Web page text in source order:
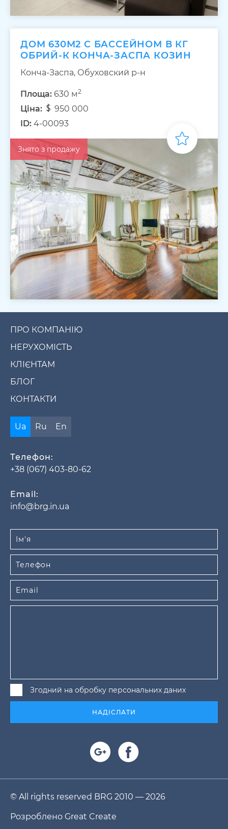
ДОМ 630М2 С БАССЕЙНОМ В КГ
ОБРИЙ-К КОНЧА-ЗАСПА КОЗИН
Конча-Заспа, Обуховский р-н
Площа: 630 м2
Ціна:
950 000
ID: 4-00093
Знято з продажу
ПРО КОМПАНІЮ
НЕРУХОМІСТЬ
КЛІЄНТАМ
БЛОГ
КОНТАКТИ
Ua Ru En
Телефон:
+38 (067) 403-80-62
Email:
info@brg.in.ua
Згодний на обробку персональних даних
НАДІСЛАТИ
© All rights reserved BRG 2010 — 2026
Розроблено Great Create